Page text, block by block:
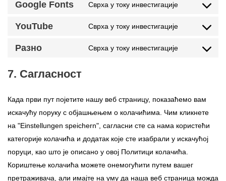
Google Fonts Сврха у току инвестигације
YouTube Сврха у току инвестигације
Разно Сврха у току инвестигације
7. Сагласност
Када први пут појетите нашу веб страницу, показаћемо вам
искачућу поруку с објашњењем о колачићима. Чим кликнете
на "Einstellungen speichern", сагласни сте са нама користећи
категорије колачића и додатак које сте изабрали у искачућој
поруци, као што је описано у овој Политици колачића.
Кориштење колачића можете онемогућити путем вашег
претраживача, али имајте на уму да наша веб страница можда